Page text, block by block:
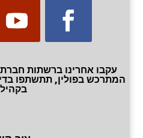
עקבו אחרינו ברשתות
המתרכש בפולין, תתשתפו